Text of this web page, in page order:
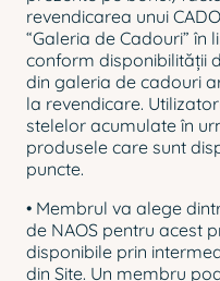
revendicarea unui
“Galeria de Cadouri” în
conform disponibilității
din galeria de cadouri
la revendicare.
stelelor acumulate în
produsele care sunt
puncte.
• Membrul va alege
de NAOS pentru acest
disponibile prin
din Site. Un membru